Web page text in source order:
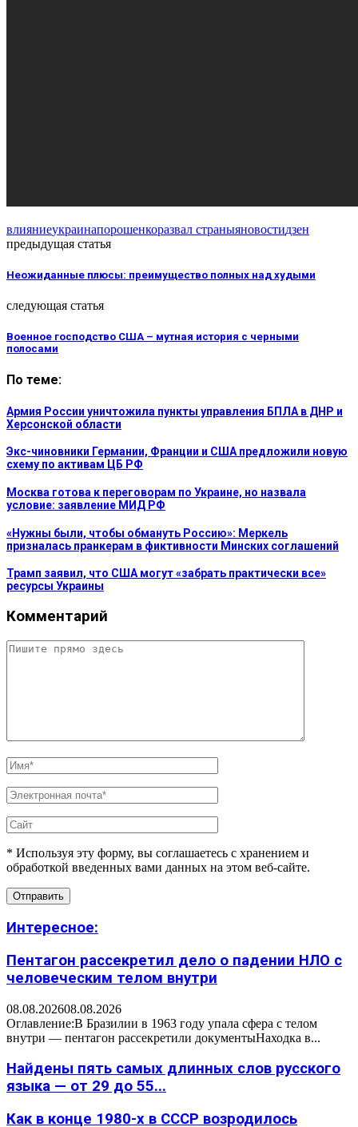
влияниеукраинапорошенкоразвал страныяновостидзен
предыдущая статья
Неожиданные плюсы: преимущество полных над худыми
следующая статья
Военное господство США – мутная история с черными
полосами
По теме:
Армия России уничтожила пункты управления БПЛА в ДНР и
Херсонской области
Экс-чиновники Германии, Франции и США предложили новую
схему по активам ЦБ РФ
Москва готова к переговорам по Украине, но назвала
условие: заявление МИД РФ
«Нужны были, чтобы обмануть Россию»: Меркель
призналась пранкерам в фиктивности Минских соглашений
Трамп заявил, что США могут «забрать практически все»
ресурсы Украины
Комментарий
* Используя эту форму, вы соглашаетесь с хранением и
обработкой введенных вами данных на этом веб-сайте.
Интересное:
Пентагон рассекретил дело о падении НЛО с
человеческим телом внутри
08.08.202608.08.2026
Оглавление:В Бразилии в 1963 году упала сфера с телом
внутри — пентагон рассекретили документыНаходка в...
Найдены пять самых длинных слов русского
языка — от 29 до 55...
Как в конце 1980-х в СССР возродилось